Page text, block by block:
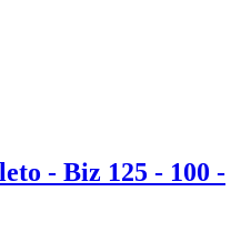
- Biz 125 - 100 -